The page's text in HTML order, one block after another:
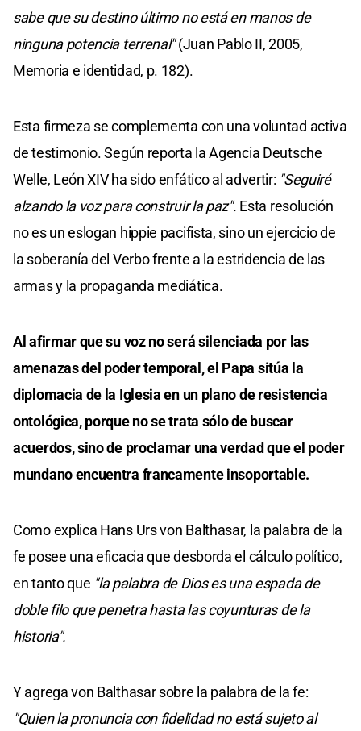
sabe que su destino último no está en manos de
ninguna potencia terrenal"(Juan Pablo II, 2005,
Memoria e identidad, p. 182).
Esta firmeza se complementa con una voluntad activa
de testimonio. Según reporta la Agencia Deutsche
Welle, León XIV ha sido enfático al advertir: "Seguiré
alzando la voz para construir la paz". Esta resolución
no es un eslogan hippie pacifista, sino un ejercicio de
la soberanía del Verbo frente a la estridencia de las
armas y la propaganda mediática.
Al afirmar que su voz no será silenciada por las
amenazas del poder temporal, el Papa sitúa la
diplomacia de la Iglesia en un plano de resistencia
ontológica, porque no se trata sólo de buscar
acuerdos, sino de proclamar una verdad que el poder
mundano encuentra francamente insoportable.
Como explica Hans Urs von Balthasar, la palabra de la
fe posee una eficacia que desborda el cálculo político,
en tanto que "la palabra de Dios es una espada de
doble filo que penetra hasta las coyunturas de la
historia".
Y agrega von Balthasar sobre la palabra de la fe:
"Quien la pronuncia con fidelidad no está sujeto al